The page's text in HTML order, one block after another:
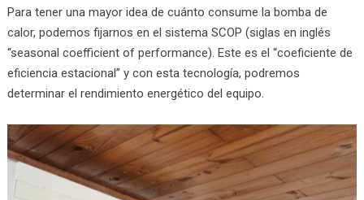
Para tener una mayor idea de cuánto consume la bomba de
calor, podemos fijarnos en el sistema SCOP (siglas en inglés
“seasonal coefficient of performance). Este es el “coeficiente de
eficiencia estacional” y con esta tecnología, podremos
determinar el rendimiento energético del equipo.